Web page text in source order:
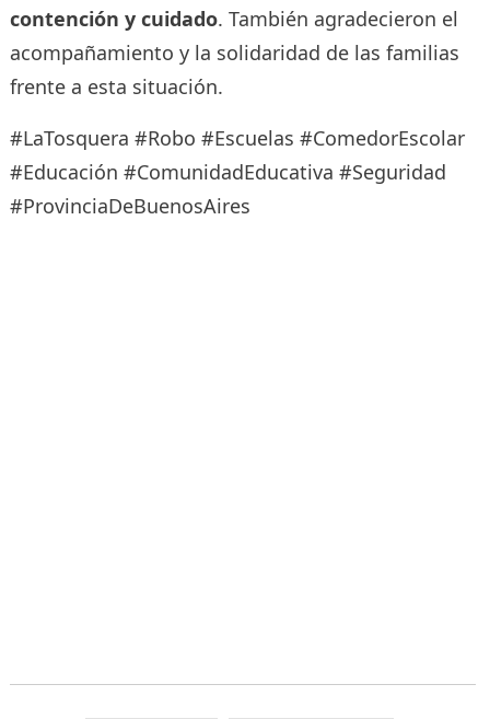
contención y cuidado. También agradecieron el
acompañamiento y la solidaridad de las familias
frente a esta situación.
#LaTosquera #Robo #Escuelas #ComedorEscolar
#Educación #ComunidadEducativa #Seguridad
#ProvinciaDeBuenosAires